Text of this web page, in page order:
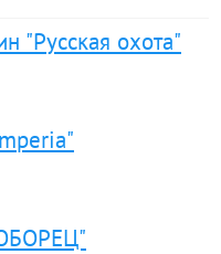
"Русская охота"